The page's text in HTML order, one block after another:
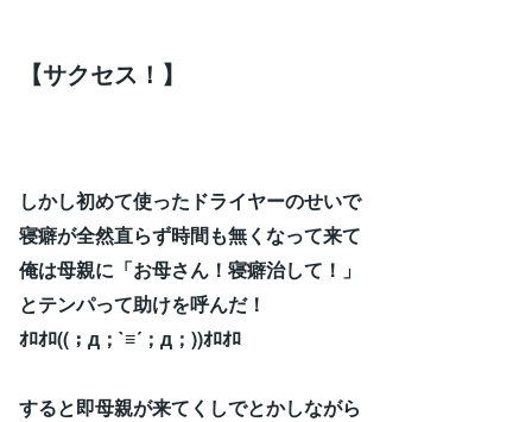
【サクセス！】
しかし初めて使ったドライヤーのせいで
寝癖が全然直らず時間も無くなって来て
俺は母親に「お母さん！寝癖治して！」
とテンパって助けを呼んだ！
ｵﾛｵﾛ((；д；`≡´；д；))ｵﾛｵﾛ
すると即母親が来てくしでとかしながら